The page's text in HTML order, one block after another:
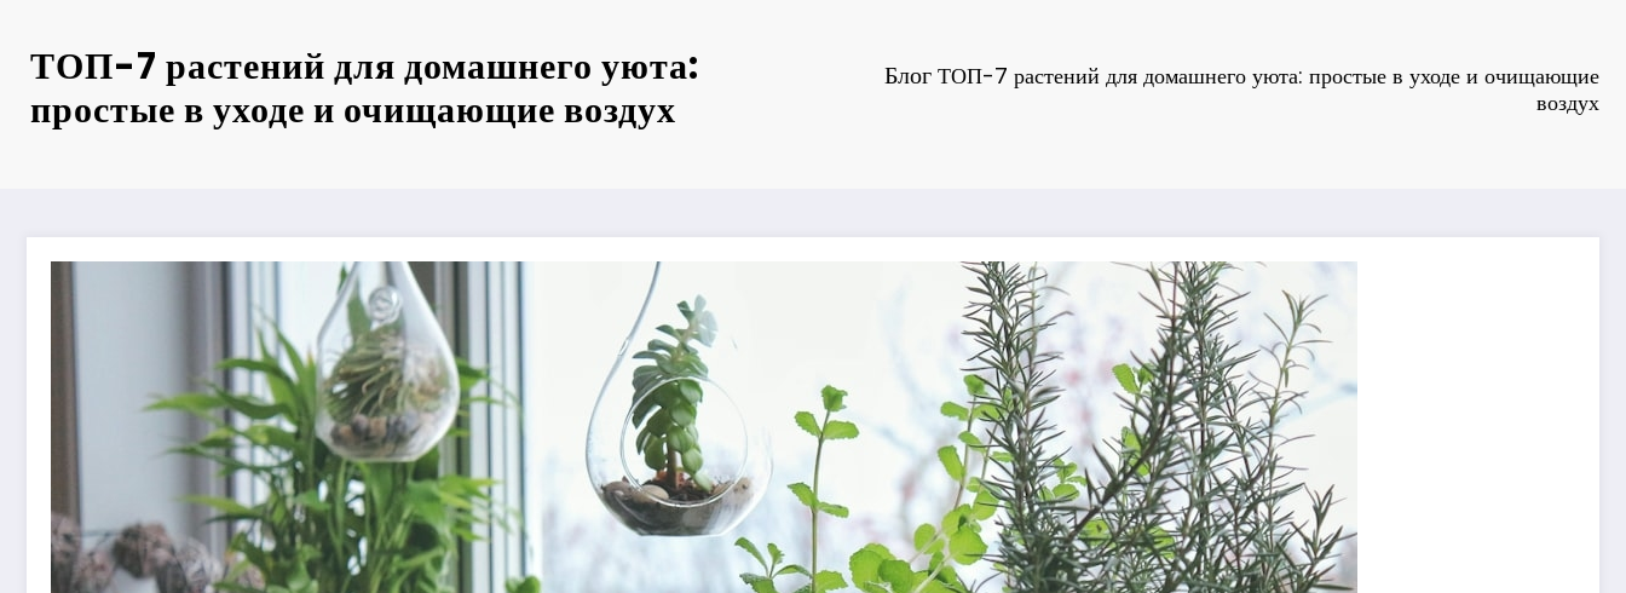
ТОП-7 растений для домашнего уюта:
простые в уходе и очищающие воздух
Блог ТОП-7 растений для домашнего уюта: простые в уходе и очищающие
воздух